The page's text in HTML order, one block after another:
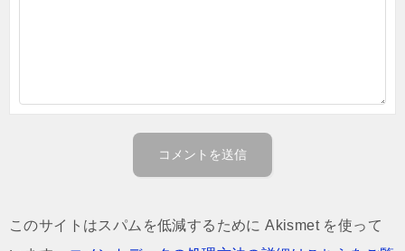
このサイトはスパムを低減するために Akismet を使って